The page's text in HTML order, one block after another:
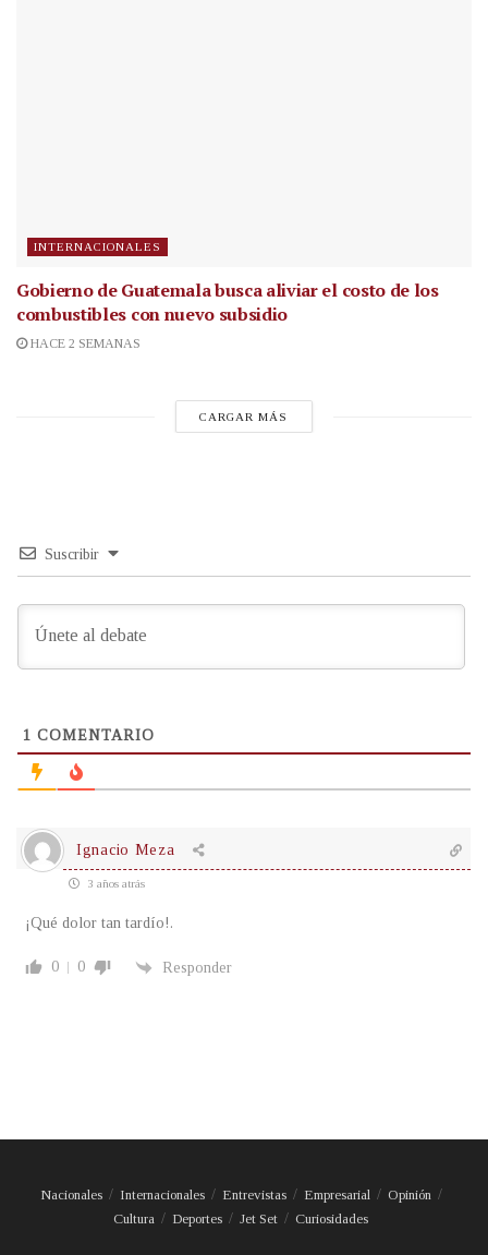
INTERNACIONALES
Gobierno de Guatemala busca aliviar el costo de los
combustibles con nuevo subsidio
HACE 2 SEMANAS
CARGAR MÁS
Suscribir
1 COMENTARIO
Ignacio Meza
3 años atrás
¡Qué dolor tan tardío!.
0 0 Responder
Nacionales Internacionales Entrevistas Empresarial
Opinión
Cultura
Deportes Jet Set Curiosidades